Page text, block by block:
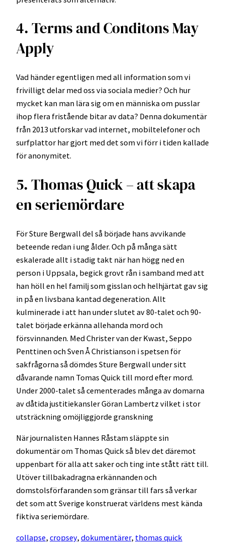
4. Terms and Conditons May
Apply
Vad händer egentligen med all information som vi
frivilligt delar med oss via sociala medier? Och hur
mycket kan man lära sig om en människa om pusslar
ihop flera fristående bitar av data? Denna dokumentär
från 2013 utforskar vad internet, mobiltelefoner och
surfplattor har gjort med det som vi förr i tiden kallade
för anonymitet.
5. Thomas Quick – att skapa
en seriemördare
För Sture Bergwall del så började hans avvikande
beteende redan i ung ålder. Och på många sätt
eskalerade allt i stadig takt när han högg ned en
person i Uppsala, begick grovt rån i samband med att
han höll en hel familj som gisslan och helhjärtat gav sig
in på en livsbana kantad degeneration. Allt
kulminerade i att han under slutet av 80-talet och 90-
talet började erkänna allehanda mord och
försvinnanden. Med Christer van der Kwast, Seppo
Penttinen och Sven Å Christianson i spetsen för
sakfrågorna så dömdes Sture Bergwall under sitt
dåvarande namn Tomas Quick till mord efter mord.
Under 2000-talet så cementerades många av domarna
av dåtida justitiekansler Göran Lambertz vilket i stor
utsträckning omöjliggjorde granskning
När journalisten Hannes Råstam släppte sin
dokumentär om Thomas Quick så blev det däremot
uppenbart för alla att saker och ting inte stått rätt till.
Utöver tillbakadragna erkännanden och
domstolsförfaranden som gränsar till fars så verkar
det som att Sverige konstruerat världens mest kända
fiktiva seriemördare.
collapse, cropsey, dokumentärer, thomas quick